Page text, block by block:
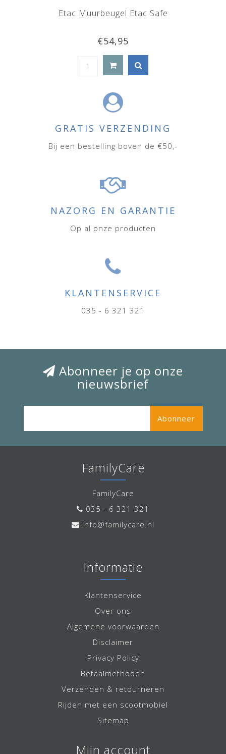
Etac Muurbeugel Etac Safe
€54,95
GRATIS VERZENDING
Bij een bestelling boven de €50,-
NAZORG EN GARANTIE
Op al onze producten
KLANTENSERVICE
035 - 6 321 321
Abonneer je op onze
nieuwsbrief
Abonneer
FamilyCare
FamilyCare
035 - 6 321 321
info@familycare.nl
Informatie
Klantenservice
Over ons
Algemene voorwaarden
Disclaimer
Privacy Policy
Betaalmethoden
Verzenden & retourneren
Rijden met een scootmobiel
Sitemap
Mijn account